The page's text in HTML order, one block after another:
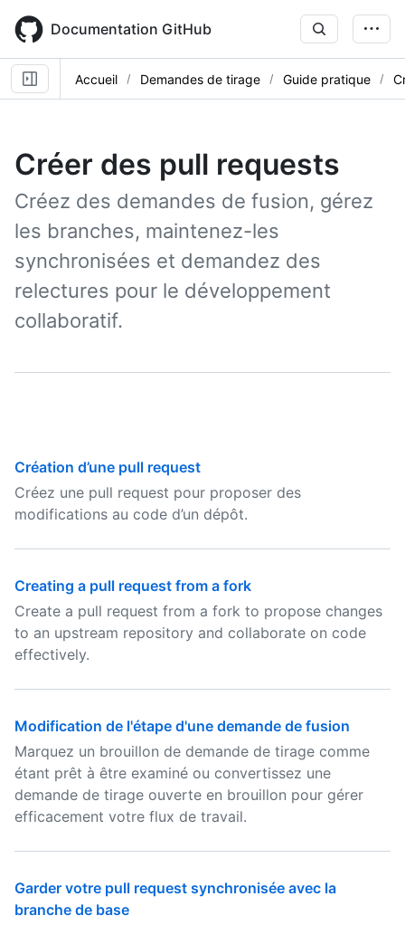
main
content
Documentation GitHub
Accueil Demandes de tirage Guide pratique
Créer des pull requests
Créez des demandes de fusion, gérez
les branches, maintenez-les
synchronisées et demandez des
relectures pour le développement
collaboratif.
Création d’une pull request
Créez une pull request pour proposer des
modifications au code d’un dépôt.
Creating a pull request from a fork
Create a pull request from a fork to propose changes
to an upstream repository and collaborate on code
effectively.
Modification de l'étape d'une demande de fusion
Marquez un brouillon de demande de tirage comme
étant prêt à être examiné ou convertissez une
demande de tirage ouverte en brouillon pour gérer
efficacement votre flux de travail.
Garder votre pull request synchronisée avec la
branche de base